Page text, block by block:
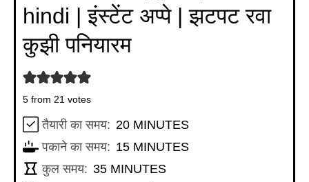
hindi | इंस्टेंट अप्पे | झटपट रवा
कुझी पनियारम
5 from 21 votes
तैयारी का समय: 20MINUTES
MINUTES
पकाने का समय: 15MINUTES
MINUTES
कुल समय: 35MINUTES
MINUTES